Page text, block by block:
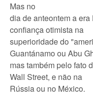
Mas no
dia de anteontem a
confiança otimista na
superioridade do
Guantánamo ou Abu
mas também pelo fato
Wall Street, e não na
Rússia ou no México.